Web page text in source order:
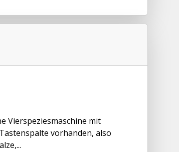
Vierspeziesmaschine mit
vorhanden, also